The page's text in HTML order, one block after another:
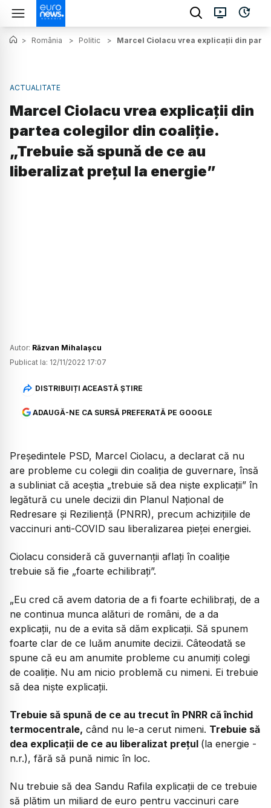
> România > Politic > Marcel Ciolacu vrea explicații din
ACTUALITATE
Marcel Ciolacu vrea explicații din
partea colegilor din coaliție.
„Trebuie să spună de ce au
liberalizat preţul la energie”
Autor: Răzvan Mihalașcu
Publicat la: 12/11/2022 17:07
DISTRIBUIȚI ACEASTĂ ȘTIRE
ADAUGĂ-NE CA SURSĂ PREFERATĂ PE GOOGLE
Președintele PSD, Marcel Ciolacu, a declarat că nu
are probleme cu colegii din coaliția de guvernare, însă
a subliniat că aceștia „trebuie să dea nişte explicaţii” în
legătură cu unele decizii din Planul Naţional de
Redresare şi Rezilienţă (PNRR), precum achiziţiile de
vaccinuri anti-COVID sau liberalizarea pieţei energiei.
Ciolacu consideră că guvernanții aflați în coaliție
trebuie să fie „foarte echilibraţi”.
„Eu cred că avem datoria de a fi foarte echilibraţi, de a
ne continua munca alături de români, de a da
explicaţii, nu de a evita să dăm explicaţii. Să spunem
foarte clar de ce luăm anumite decizii. Câteodată se
spune că eu am anumite probleme cu anumiţi colegi
de coaliţie. Nu am nicio problemă cu nimeni. Ei trebuie
să dea nişte explicaţii.
Trebuie să spună de ce au trecut în PNRR că închid
termocentrale, când nu le-a cerut nimeni. Trebuie să
dea explicaţii de ce au liberalizat preţul (la energie -
n.r.), fără să pună nimic în loc.
Nu trebuie să dea Sandu Rafila explicaţii de ce trebuie
să plătim un miliard de euro pentru vaccinuri care